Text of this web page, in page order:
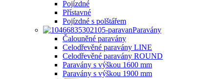
Pojízdné
Přístavné
Pojízdné s polštářem
Paravány
Čalouněné paravány
Celodřevěné paravány LINE
Celodřevěné paravány ROUND
Paravány s výškou 1600 mm
Paravány s výškou 1900 mm